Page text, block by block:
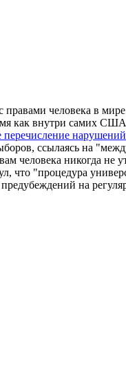
человека в
как внутри самих
перечисление
ссылаясь на
человека никогда не
"процедура
на